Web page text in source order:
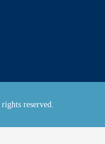
reserved.